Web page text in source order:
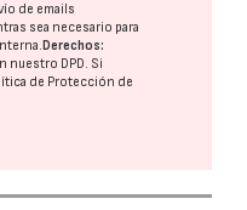
de emails
sea necesario para
Derechos:
nuestro DPD. Si
de Protección de